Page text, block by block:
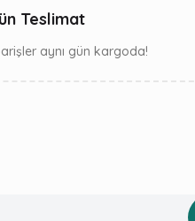
Teslimat
aynı gün kargoda!